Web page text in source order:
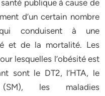
publique à cause de
d’un certain nombre
conduisent à une
et de la mortalité. Les
lesquelles l’obésité est
sont le DT2, l’HTA, le
(SM), les maladies